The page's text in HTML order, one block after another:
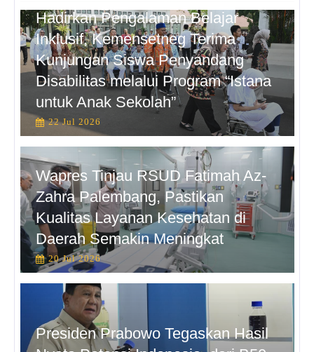
Hadirkan Pengalaman Belajar
Inklusif, Kemensetneg Terima
Kunjungan Siswa Penyandang
Disabilitas melalui Program “Istana
untuk Anak Sekolah”
22 Jul 2026
Wapres Tinjau RSUD Fatimah Az-
Zahra Palembang, Pastikan
Kualitas Layanan Kesehatan di
Daerah Semakin Meningkat
20 Jul 2026
Presiden Prabowo Tegaskan Hasil